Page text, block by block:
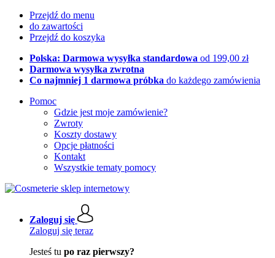
Przejdź do menu
do zawartości
Przejdź do koszyka
Polska: Darmowa wysyłka standardowa od 199,00 zł
Darmowa wysyłka zwrotna
Co najmniej 1 darmowa próbka do każdego zamówienia
Pomoc
Gdzie jest moje zamówienie?
Zwroty
Koszty dostawy
Opcje płatności
Kontakt
Wszystkie tematy pomocy
Zaloguj się
Zaloguj się teraz
Jesteś tu po raz pierwszy?